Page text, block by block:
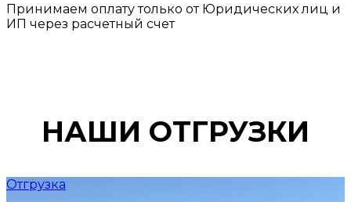
Принимаем оплату только от Юридических лиц и
ИП через расчетный счет
НАШИ ОТГРУЗКИ
Отгрузка